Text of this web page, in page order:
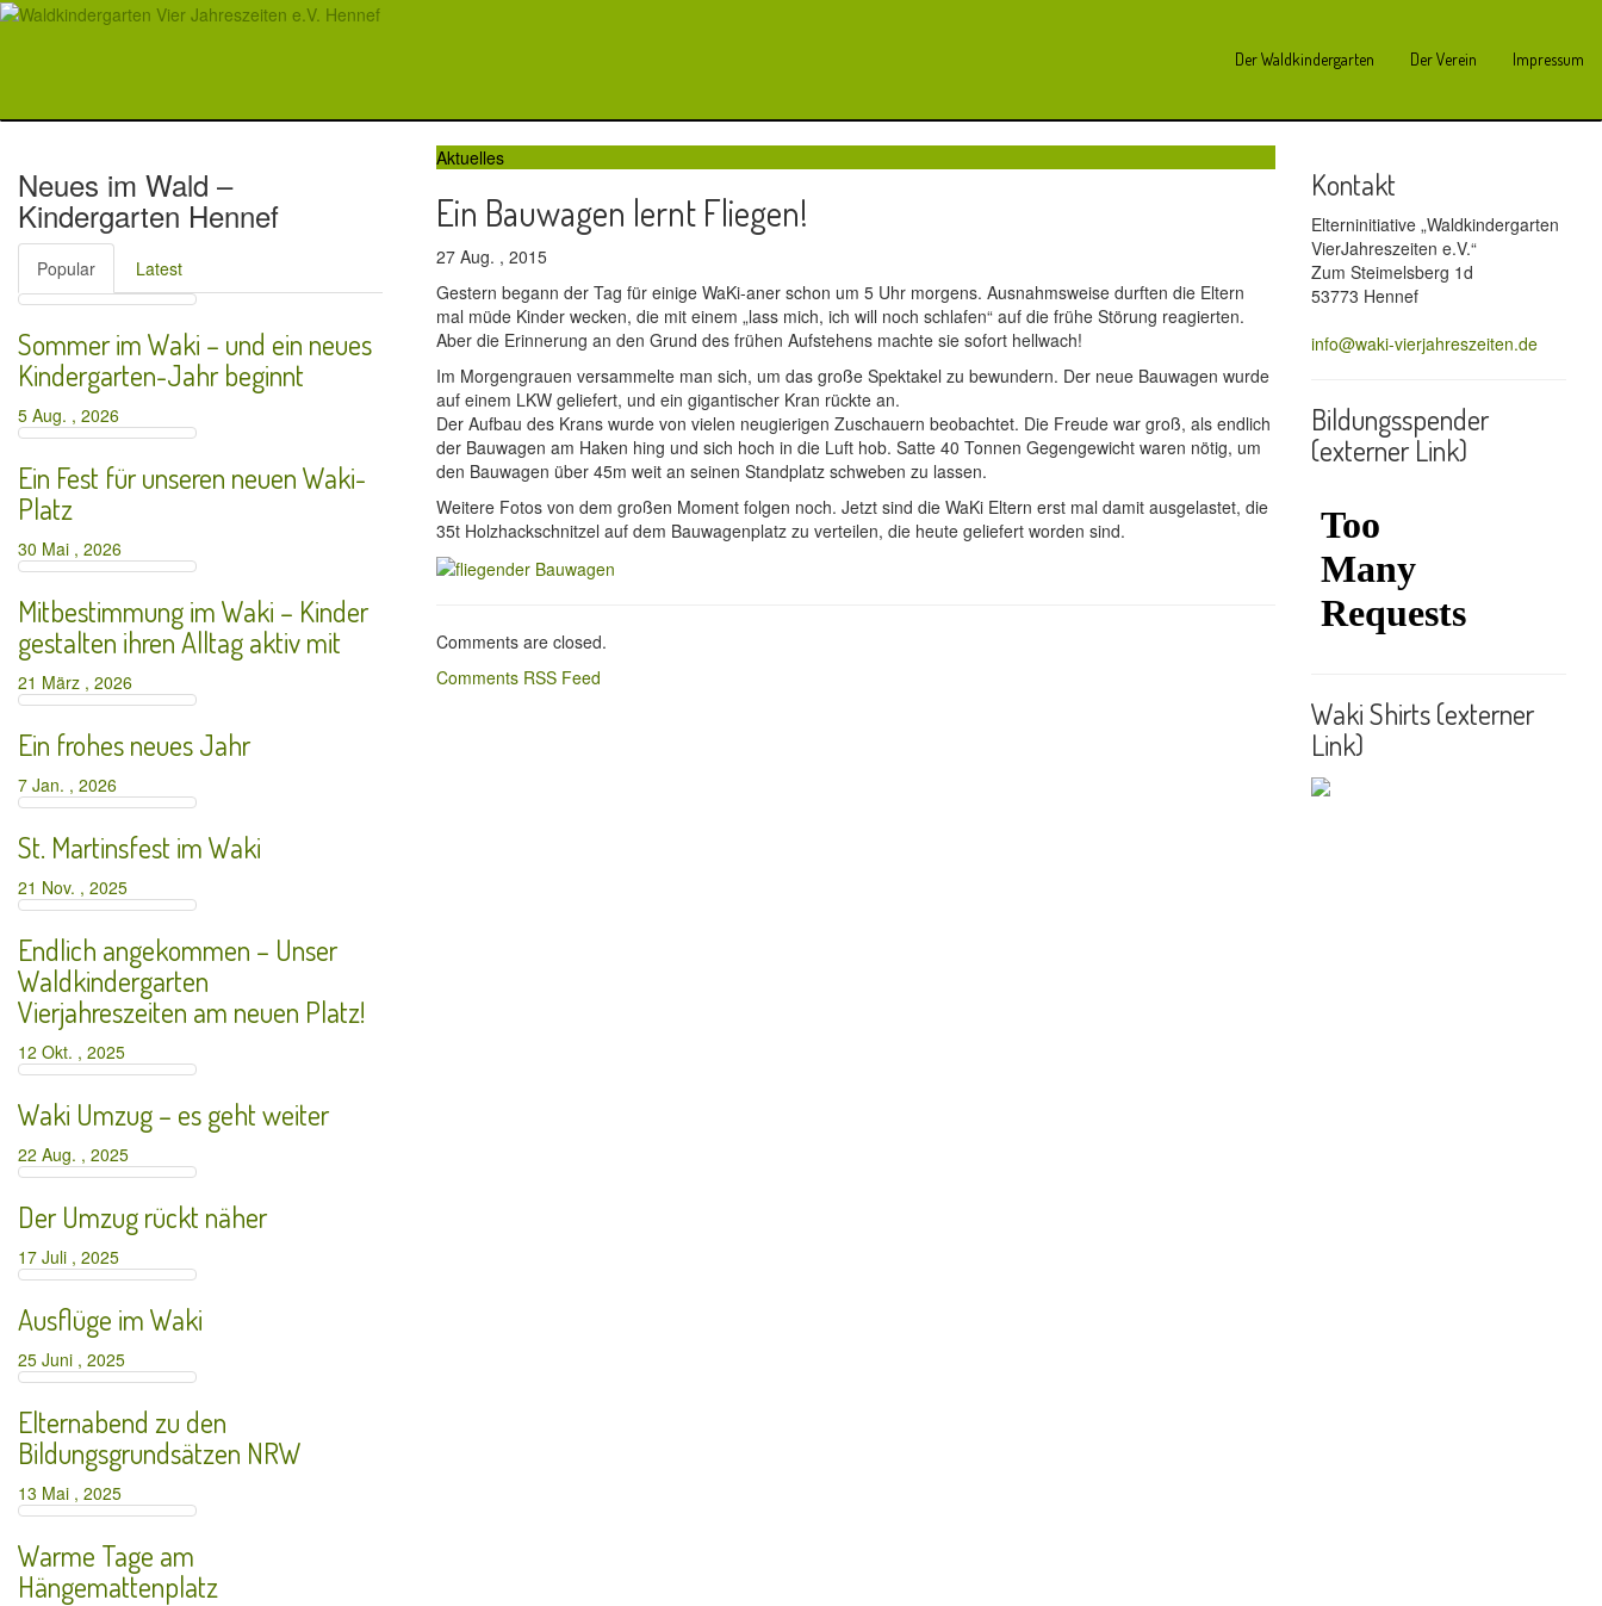
Der Waldkindergarten Der Verein Impressum
Aktuelles
Ein Bauwagen lernt Fliegen!
27 Aug. , 2015
Gestern begann der Tag für einige WaKi-aner schon um 5 Uhr morgens. Ausnahmsweise durften die Eltern
mal müde Kinder wecken, die mit einem „lass mich, ich will noch schlafen“ auf die frühe Störung reagierten.
Aber die Erinnerung an den Grund des frühen Aufstehens machte sie sofort hellwach!
Im Morgengrauen versammelte man sich, um das große Spektakel zu bewundern. Der neue Bauwagen wurde
auf einem LKW geliefert, und ein gigantischer Kran rückte an.
Der Aufbau des Krans wurde von vielen neugierigen Zuschauern beobachtet. Die Freude war groß, als endlich
der Bauwagen am Haken hing und sich hoch in die Luft hob. Satte 40 Tonnen Gegengewicht waren nötig, um
den Bauwagen über 45m weit an seinen Standplatz schweben zu lassen.
Weitere Fotos von dem großen Moment folgen noch. Jetzt sind die WaKi Eltern erst mal damit ausgelastet, die
35t Holzhackschnitzel auf dem Bauwagenplatz zu verteilen, die heute geliefert worden sind.
Comments are closed.
Comments RSS Feed
Kontakt
Elterninitiative „Waldkindergarten
VierJahreszeiten e.V.“
Zum Steimelsberg 1d
53773 Hennef
info@waki-vierjahreszeiten.de
Bildungsspender
(externer Link)
Waki Shirts (externer
Link)
Neues im Wald –
Kindergarten Hennef
Popular Latest
Sommer im Waki – und ein neues
Kindergarten-Jahr beginnt
5 Aug. , 2026
Ein Fest für unseren neuen Waki-
Platz
30 Mai , 2026
Mitbestimmung im Waki – Kinder
gestalten ihren Alltag aktiv mit
21 März , 2026
Ein frohes neues Jahr
7 Jan. , 2026
St. Martinsfest im Waki
21 Nov. , 2025
Endlich angekommen – Unser
Waldkindergarten
Vierjahreszeiten am neuen Platz!
12 Okt. , 2025
Waki Umzug – es geht weiter
22 Aug. , 2025
Der Umzug rückt näher
17 Juli , 2025
Ausflüge im Waki
25 Juni , 2025
Elternabend zu den
Bildungsgrundsätzen NRW
13 Mai , 2025
Warme Tage am
Hängemattenplatz